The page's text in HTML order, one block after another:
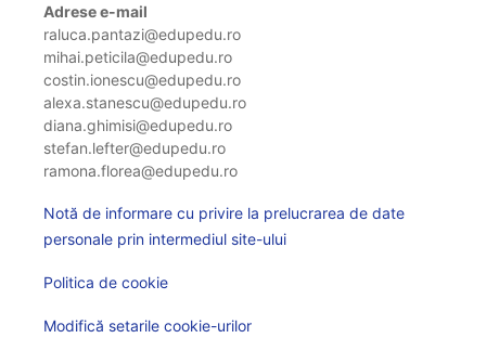
Adrese e-mail
raluca.pantazi@edupedu.ro
mihai.peticila@edupedu.ro
costin.ionescu@edupedu.ro
alexa.stanescu@edupedu.ro
diana.ghimisi@edupedu.ro
stefan.lefter@edupedu.ro
ramona.florea@edupedu.ro
Notă de informare cu privire la prelucrarea de date
personale prin intermediul site-ului
Politica de cookie
Modifică setarile cookie-urilor